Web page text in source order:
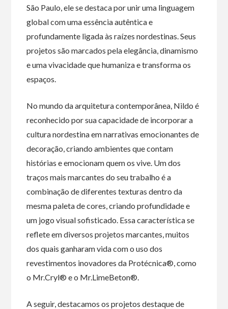
São Paulo, ele se destaca por unir uma linguagem
global com uma essência autêntica e
profundamente ligada às raízes nordestinas. Seus
projetos são marcados pela elegância, dinamismo
e uma vivacidade que humaniza e transforma os
espaços.
No mundo da arquitetura contemporânea, Nildo é
reconhecido por sua capacidade de incorporar a
cultura nordestina em narrativas emocionantes de
decoração, criando ambientes que contam
histórias e emocionam quem os vive. Um dos
traços mais marcantes do seu trabalho é a
combinação de diferentes texturas dentro da
mesma paleta de cores, criando profundidade e
um jogo visual sofisticado. Essa característica se
reflete em diversos projetos marcantes, muitos
dos quais ganharam vida com o uso dos
revestimentos inovadores da Protécnica®, como
o Mr.Cryl® e o Mr.LimeBeton®.
A seguir, destacamos os projetos destaque de